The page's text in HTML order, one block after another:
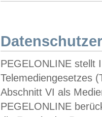
PEGELONLINE stellt
Telemediengesetzes
Abschnitt VI als
PEGELONLINE